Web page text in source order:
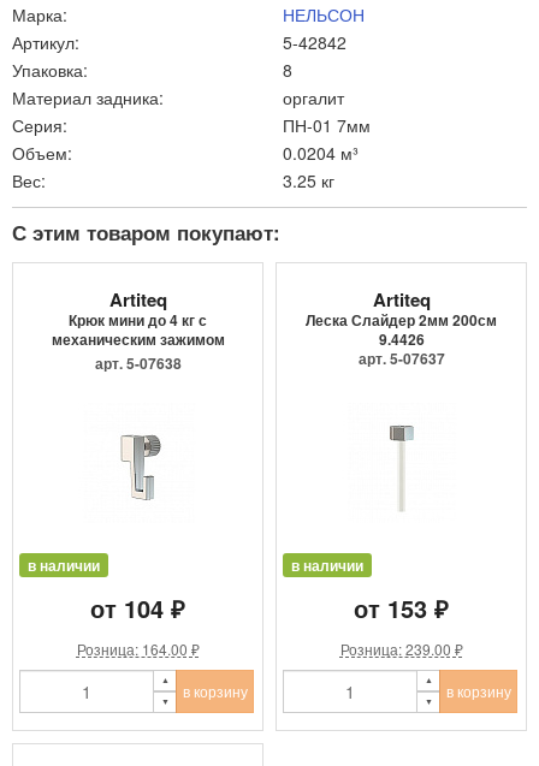
Марка:
НЕЛЬСОН
Артикул:
5-42842
Упаковка:
8
Материал задника:
оргалит
Серия:
ПН-01 7мм
Объем:
0.0204 м³
Вес:
3.25 кг
С этим товаром покупают:
Artiteq
Крюк мини до 4 кг с
механическим зажимом
9.4205
арт. 5-07638
в наличии
от 104 ₽
Розница: 164.00 ₽
в корзину
Artiteq
Леска Слайдер 2мм 200см
9.4426
арт. 5-07637
в наличии
от 153 ₽
Розница: 239.00 ₽
в корзину